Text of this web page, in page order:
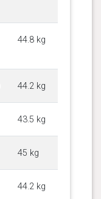
44.8 kg
44.2 kg
43.5 kg
45 kg
44.2 kg